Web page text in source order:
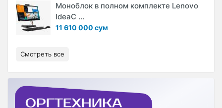
Моноблок в полном комплекте Lenovo
IdeaC ...
11 610 000 сум
Смотреть все